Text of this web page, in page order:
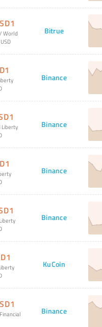
/World
Bitrue
Binance
Binance
Binance
Binance
KuCoin
Binance